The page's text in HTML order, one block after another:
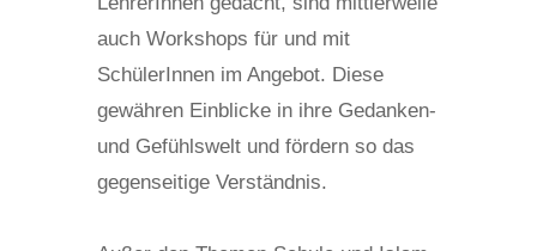
auch Workshops für und mit
SchülerInnen im Angebot. Diese
gewähren Einblicke in ihre Gedanken-
und Gefühlswelt und fördern so das
gegenseitige Verständnis.